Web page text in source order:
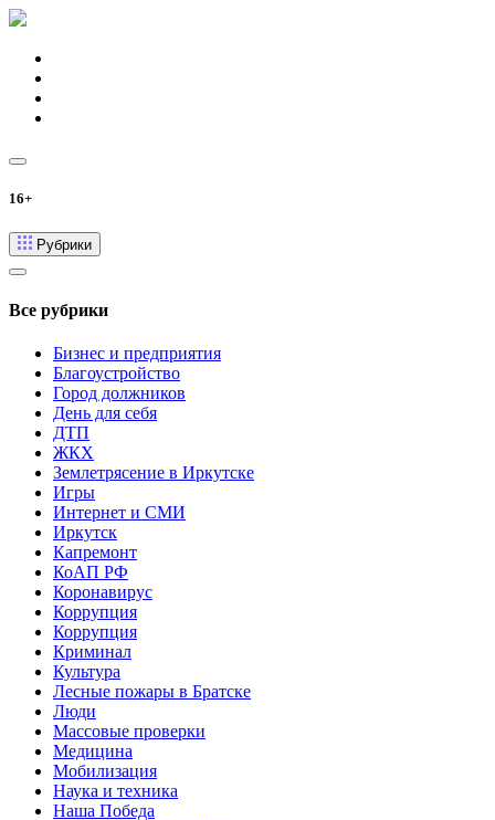
16+
Рубрики
Все рубрики
Бизнес и предприятия
Благоустройство
Город должников
День для себя
ДТП
ЖКХ
Землетрясение в Иркутске
Игры
Интернет и СМИ
Иркутск
Капремонт
КоАП РФ
Коронавирус
Коррупция
Коррупция
Криминал
Культура
Лесные пожары в Братске
Люди
Массовые проверки
Медицина
Мобилизация
Наука и техника
Наша Победа